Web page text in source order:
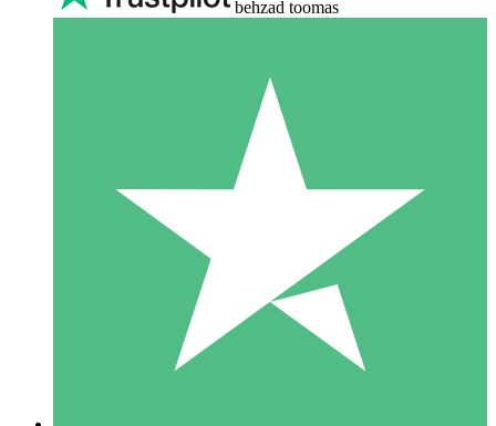
behzad toomas